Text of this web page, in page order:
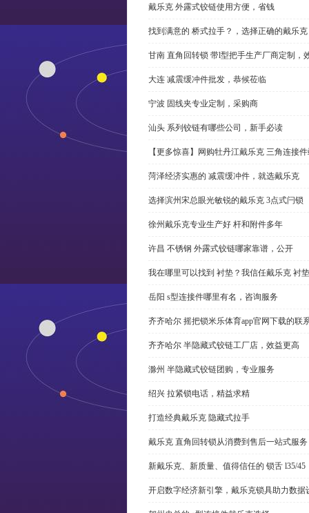
戴乐克 外露式铰链使用方便，省钱
找到满意的 桥式拉手？，选择正确的戴乐克
甘南 直角回转锁 带l型把手生产厂商定制，
大连 减震缓冲件批发，恭候莅临
宁波 固线夹专业定制，采购商
汕头 系列铰链有哪些公司，新手必读
【更多惊喜】网购牡丹江戴乐克 三角连接
菏泽经济实惠的 减震缓冲件，就选戴乐克
选择滨州宋总眼光敏锐的戴乐克 3点式闩锁
徐州戴乐克专业生产好 杆和附件多年
许昌 不锈钢 外露式铰链哪家靠谱，公开
我在哪里可以找到 衬垫？我信任戴乐克 衬
岳阳 s型连接件哪里有名，咨询服务
齐齐哈尔 摇把锁米乐体育app官网下载的联
齐齐哈尔 半隐藏式铰链工厂店，效益更高
滁州 半隐藏式铰链团购，专业服务
绍兴 拉紧锁电话，精益求精
打造经典戴乐克 隐藏式拉手
戴乐克 直角回转锁从消费到售后一站式服务
新戴乐克、新质量、值得信任的 锁舌 l35/45
开启数字经济新引擎，戴乐克锁具助力数据